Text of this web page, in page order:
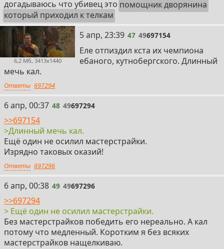
догадываюсь что убивец это помощник дворянина
который приходил к телкам
6,2 Мб, 3413x1440
47
5 апр, 23:39 47 49697154
Еле отпиздил кста их чемпиона
ебаного, кутнобергского. Длинный
мечь кал.
Ответы 697294
48
6 апр, 00:37 48 49697294
>>697154
>Длинный мечь кал.
Ещё один не осилил мастерстрайки.
Изрядно таковых оказий!
Ответы 697296
49
6 апр, 00:38 49 49697296
>>697294
> Ещё один не осилил мастерстрайки.
Без мастерстрайков победить его нереально. А кал
потому что медленный. Коротким я без всяких
мастерстрайков нащелкиваю.